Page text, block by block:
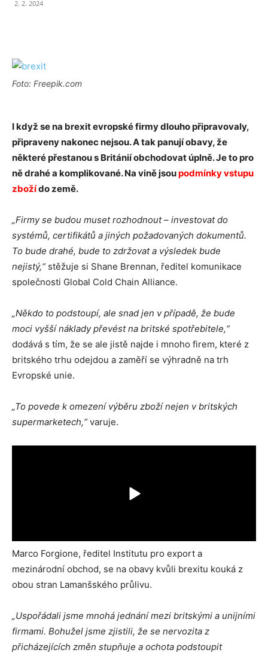
2. 2. 2024
Foto: Freepik.com
I když se na brexit evropské firmy dlouho připravovaly,
připraveny nakonec nejsou. A tak panují obavy, že
některé přestanou s Británií obchodovat úplně. Je to pro
ně drahé a komplikované. Na vině jsoupodmínky vstupu
zbožído země.
„Firmy se budou muset rozhodnout – investovat do
systémů, certifikátů a jiných požadovaných dokumentů.
To bude drahé, bude to zdržovat a výsledek bude
nejistý,“stěžuje si Shane Brennan, ředitel komunikace
společnosti Global Cold Chain Alliance.
„Někdo to podstoupí, ale snad jen v případě, že bude
moci vyšší náklady převést na britské spotřebitele,“
dodává s tím, že se ale jistě najde i mnoho firem, které z
britského trhu odejdou a zaměří se výhradně na trh
Evropské unie.
„To povede k omezení výběru zboží nejen v britských
supermarketech,“varuje.
Marco Forgione, ředitel Institutu pro export a
mezinárodní obchod, se na obavy kvůli brexitu kouká z
obou stran Lamanšského průlivu.
„Uspořádali jsme mnohá jednání mezi britskými a unijními
firmami. Bohužel jsme zjistili, že se nervozita z
přicházejících změn stupňuje a ochota podstoupit